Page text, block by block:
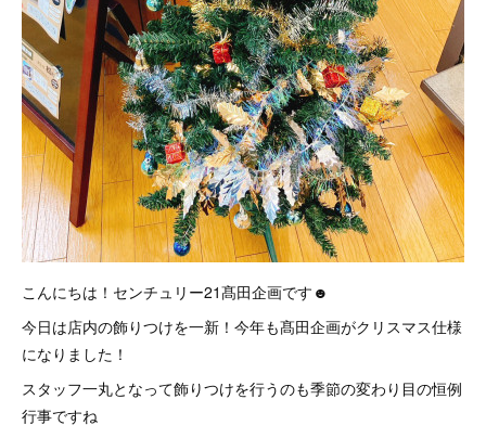
こんにちは！センチュリー21髙田企画です☻
今日は店内の飾りつけを一新！今年も髙田企画がクリスマス仕様
になりました！
スタッフ一丸となって飾りつけを行うのも季節の変わり目の恒例
行事ですね